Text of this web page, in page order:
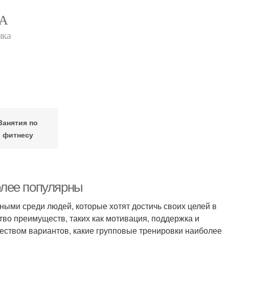
по
фитнесу
популярны
среди людей, которые хотят достичь своих целей в
преимуществ, таких как мотивация, поддержка и
вариантов, какие групповые тренировки наиболее